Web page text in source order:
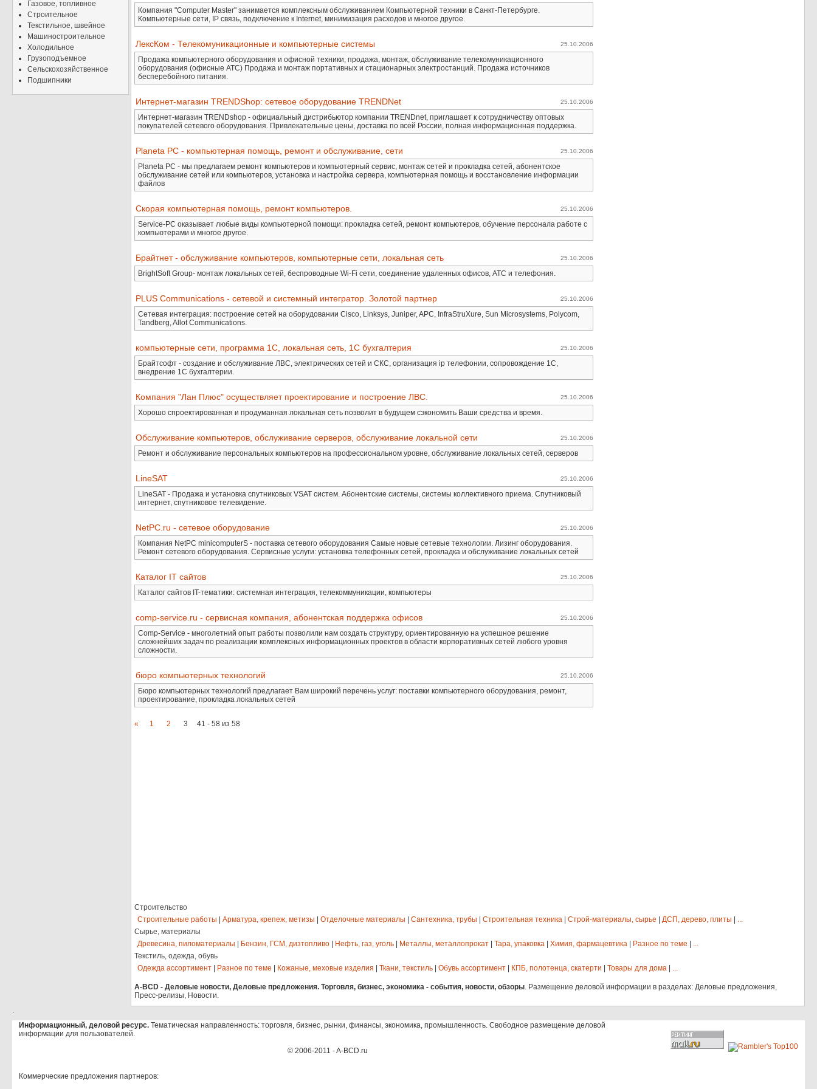
Газовое, топливное
Строительное
Текстильное, швейное
Машиностроительное
Холодильное
Грузоподъемное
Сельскохозяйственное
Подшипники
Компания "Computer Master" занимается комплексным обслуживанием Компьютерной техники в Санкт-Петербурге.
Компьютерные сети, IP связь, подключение к Internet, минимизация расходов и многое другое.
ЛексКом - Телекомуникационные и компьютерные системы 25.10.2006
Продажа компьютерного оборудования и офисной техники, продажа, монтаж, обслуживание телекомуникационного
оборудования (офисные АТС) Продажа и монтаж портативных и стационарных электростанций. Продажа источников
бесперебойного питания.
Интернет-магазин TRENDShop: сетевое оборудование TRENDNet 25.10.2006
Интернет-магазин TRENDshop - официальный дистрибьютор компании TRENDnet, приглашает к сотрудничеству оптовых
покупателей сетевого оборудования. Привлекательные цены, доставка по всей России, полная информационная поддержка.
Planeta PC - компьютерная помощь, ремонт и обслуживание, сети 25.10.2006
Planeta PC - мы предлагаем ремонт компьютеров и компьютерный сервис, монтаж сетей и прокладка сетей, абонентское
обслуживание сетей или компьютеров, установка и настройка сервера, компьютерная помощь и восстановление информации
файлов
Скорая компьютерная помощь, ремонт компьютеров. 25.10.2006
Service-PC оказывает любые виды компьютерной помощи: прокладка сетей, ремонт компьютеров, обучение персонала работе с
компьютерами и многое другое.
Брайтнет - обслуживание компьютеров, компьютерные сети, локальная сеть 25.10.2006
BrightSoft Group- монтаж локальных сетей, беспроводные Wi-Fi сети, соединение удаленных офисов, АТС и телефония.
PLUS Communications - сетевой и системный интегратор. Золотой партнер 25.10.2006
Сетевая интеграция: построение сетей на оборудовании Cisco, Linksys, Juniper, APC, InfraStruXure, Sun Microsystems, Polycom,
Tandberg, Allot Communications.
компьютерные сети, программа 1С, локальная сеть, 1С бухгалтерия 25.10.2006
Брайтсофт - создание и обслуживание ЛВС, электрических сетей и СКС, организация ip телефонии, сопровождение 1С,
внедрение 1С бухгалтерии.
Компания "Лан Плюс" осуществляет проектирование и построение ЛВС. 25.10.2006
Хорошо спроектированная и продуманная локальная сеть позволит в будущем сэкономить Ваши средства и время.
Обслуживание компьютеров, обслуживание серверов, обслуживание локальной сети 25.10.2006
Ремонт и обслуживание персональных компьютеров на профессиональном уровне, обслуживание локальных сетей, серверов
LineSAT 25.10.2006
LineSAT - Продажа и установка спутниковых VSAT систем. Абонентские системы, системы коллективного приема. Спутниковый
интернет, спутниковое телевидение.
NetPC.ru - сетевое оборудование 25.10.2006
Компания NetPC minicomputerS - поставка сетевого оборудования Самые новые сетевые технологии. Лизинг оборудования.
Ремонт сетевого оборудования. Сервисные услуги: установка телефонных сетей, прокладка и обслуживание локальных сетей
Каталог IT сайтов 25.10.2006
Каталог сайтов IT-тематики: системная интеграция, телекоммуникации, компьютеры
comp-service.ru - сервисная компания, абонентская поддержка офисов 25.10.2006
Comp-Service - многолетний опыт работы позволили нам создать структуру, ориентированную на успешное решение
сложнейших задач по реализации комплексных информационных проектов в области корпоративных сетей любого уровня
сложности.
бюро компьютерных технологий 25.10.2006
Бюро компьютерных технологий предлагает Вам широкий перечень услуг: поставки компьютерного оборудования, ремонт,
проектирование, прокладка локальных сетей
« 1 2 3 41 - 58 из 58
Строительство
Строительные работы
Арматура, крепеж, метизы Отделочные материалы Сантехника, трубы Строительная техника Строй-материалы, сырье ДСП, дерево, плиты
...
Сырье, материалы
Древесина, пиломатериалы
Бензин, ГСМ, дизтопливо Нефть, газ, уголь Металлы, металлопрокат Тара, упаковка Химия, фармацевтика Разное по теме
...
Текстиль, одежда, обувь
Одежда ассортимент
Разное по теме Кожаные, меховые изделия Ткани, текстиль Обувь ассортимент КПБ, полотенца, скатерти Товары для дома ...
A-BCD - Деловые новости, Деловые предложения. Торговля, бизнес, экономика - события, новости, обзоры. Размещение деловой информации в разделах: Деловые предложения,
Пресс-релизы, Новости.
.
Информационный, деловой ресурс. Тематическая направленность: торговля, бизнес, рынки, финансы, экономика, промышленность. Свободное размещение деловой
информации для пользователей.
© 2006-2011 - A-BCD.ru
Коммерческие предложения партнеров: